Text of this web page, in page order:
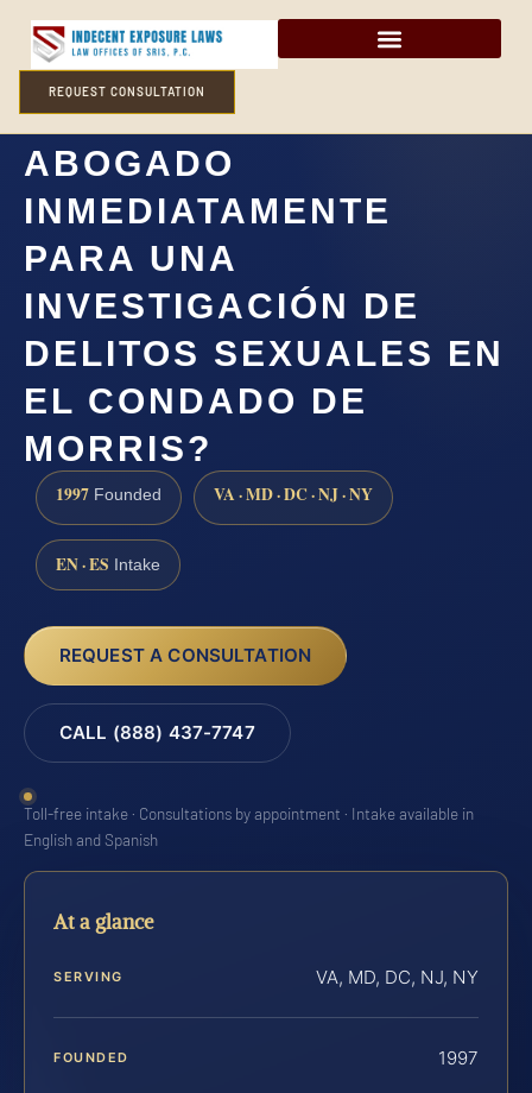
REQUEST CONSULTATION
¿NECESITO UN
ABOGADO
INMEDIATAMENTE
PARA UNA
INVESTIGACIÓN DE
DELITOS SEXUALES EN
EL CONDADO DE
MORRIS?
1997 Founded VA · MD · DC · NJ · NY
EN · ES Intake
REQUEST A CONSULTATION
CALL (888) 437-7747
Toll-free intake · Consultations by appointment · Intake available in
English and Spanish
At a glance
SERVING VA, MD, DC, NJ, NY
FOUNDED 1997